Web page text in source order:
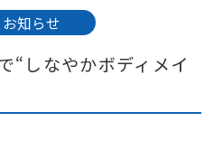
お知らせ
“しなやかボディメイ